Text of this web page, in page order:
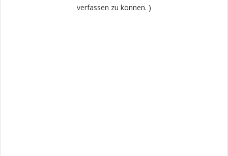
verfassen zu können. )